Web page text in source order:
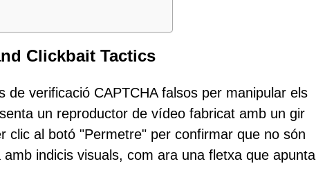
Clickbait Tactics
verificació CAPTCHA falsos per manipular els
un reproductor de vídeo fabricat amb un gir
al botó "Permetre" per confirmar que no són
indicis visuals, com ara una fletxa que apunta